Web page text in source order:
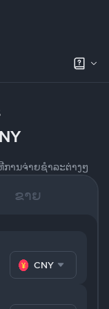
ການຈ່າຍຊຳລະຕ່າງໆ
ຂາຍ
CNY